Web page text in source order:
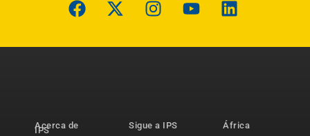
Acerca de
IPS
Sigue a IPS
África